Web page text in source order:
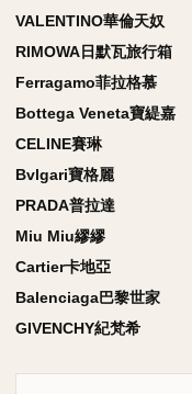
VALENTINO華倫天奴
RIMOWA日默瓦旅行箱
Ferragamo菲拉格慕
Bottega Veneta寶緹嘉
CELINE賽琳
Bvlgari寶格麗
PRADA普拉達
Miu Miu繆繆
Cartier卡地亞
Balenciaga巴黎世家
GIVENCHY紀梵希